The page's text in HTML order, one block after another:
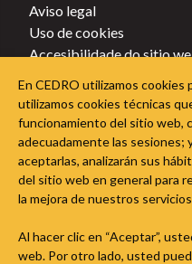
Aviso legal
Uso de cookies
Accesibilidade do sitio
Política de cookies
Sigue a Aula do Dereito
En CEDRO utilizamos
utilizamos cookies técnicas
funcionamiento del sitio web,
adecuadamente las sesiones;
aceptarlas, analizarán sus
del sitio web en general para
la mejora de nuestros
Al hacer clic en “Aceptar”,
web. Por otro lado, usted